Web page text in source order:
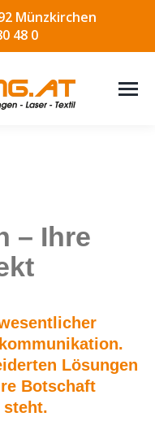
Münzkirchen
48 0
– Ihre
Lösungen
Botschaft